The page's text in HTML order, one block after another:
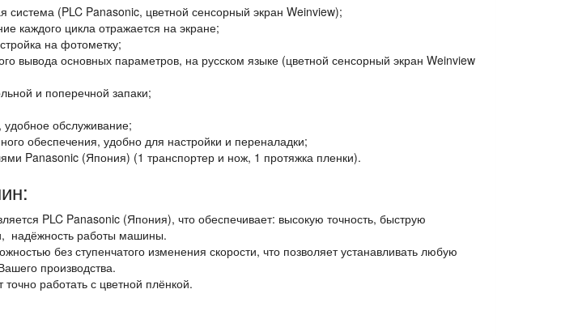
(PLC Panasonic, цветной сенсорный экран Weinview);
каждого цикла отражается на экране;
на фотометку;
вывода основных параметров, на русском языке (цветной сенсорный экран Weinview
и поперечной запаки;
обслуживание;
обеспечения, удобно для настройки и переналадки;
Panasonic (Япония) (1 транспортер и нож, 1 протяжка пленки).
PLC Panasonic (Япония), что обеспечивает: высокую точность, быструю
надёжность работы машины.
без ступенчатого изменения скорости, что позволяет устанавливать любую
производства.
работать с цветной плёнкой.